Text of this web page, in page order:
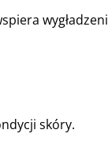
skóry.